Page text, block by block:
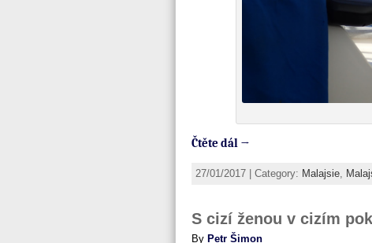
Čtěte dál →
27/01/2017 | Category: Malajsie
S cizí ženou v cizím
By Petr Šimon